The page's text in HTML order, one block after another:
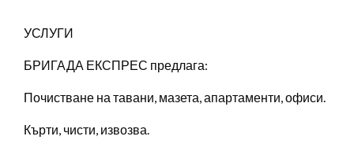
УСЛУГИ
БРИГАДА ЕКСПРЕС предлага:
Почистване на тавани, мазета, апартаменти, офиси.
Кърти, чисти, извозва.